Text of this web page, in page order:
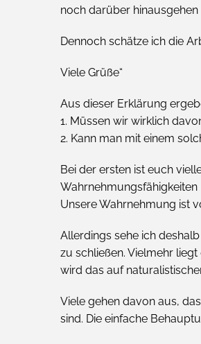
noch darüber
Dennoch schätze ich die
Viele Grüße“
Aus dieser Erklärung
1. Müssen wir wirklich
2. Kann man mit einem
Bei der ersten ist euch
Unsere Wahrnehmung ist
Allerdings sehe ich
zu schließen. Vielmehr
wird das auf
Viele gehen davon aus,
sind. Die einfache